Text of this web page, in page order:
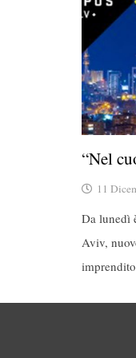
“Nel
11
Da lunedì
Aviv,